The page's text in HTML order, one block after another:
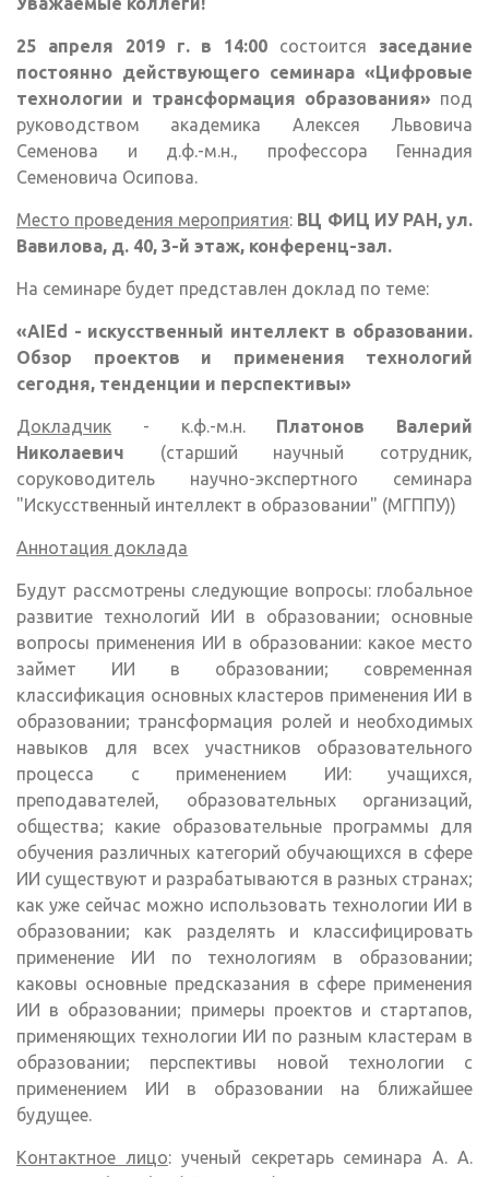
25 апреля 2019 г. в 14:00 состоится заседание
постоянно действующего семинара «Цифровые
технологии и трансформация образования» под
руководством академика Алексея Львовича
Семенова и д.ф.-м.н., профессора Геннадия
Семеновича Осипова.
Место проведения мероприятия: ВЦ ФИЦ ИУ РАН, ул.
Вавилова, д. 40, 3-й этаж, конференц-зал.
На семинаре будет представлен доклад по теме:
«AIEd - искусственный интеллект в образовании.
Обзор проектов и применения технологий
сегодня, тенденции и перспективы»
Докладчик - к.ф.-м.н. Платонов Валерий
Николаевич (старший научный сотрудник,
соруководитель научно-экспертного семинара
"Искусственный интеллект в образовании" (МГППУ))
Аннотация доклада
Будут рассмотрены следующие вопросы: глобальное
развитие технологий ИИ в образовании; основные
вопросы применения ИИ в образовании: какое место
займет ИИ в образовании; современная
классификация основных кластеров применения ИИ в
образовании; трансформация ролей и необходимых
навыков для всех участников образовательного
процесса с применением ИИ: учащихся,
преподавателей, образовательных организаций,
общества; какие образовательные программы для
обучения различных категорий обучающихся в сфере
ИИ существуют и разрабатываются в разных странах;
как уже сейчас можно использовать технологии ИИ в
образовании; как разделять и классифицировать
применение ИИ по технологиям в образовании;
каковы основные предсказания в сфере применения
ИИ в образовании; примеры проектов и стартапов,
применяющих технологии ИИ по разным кластерам в
образовании; перспективы новой технологии с
применением ИИ в образовании на ближайшее
будущее.
Контактное лицо: ученый секретарь семинара А. А.